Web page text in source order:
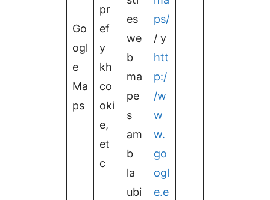
Go
ogl
e
Ma
ps
pr
ef
y
kh
co
oki
e,
et
c
es
we
b
ma
pe
s
am
b
la
ubi
ps/
/ y
htt
p:/
/w
w
w.
go
ogl
e.e